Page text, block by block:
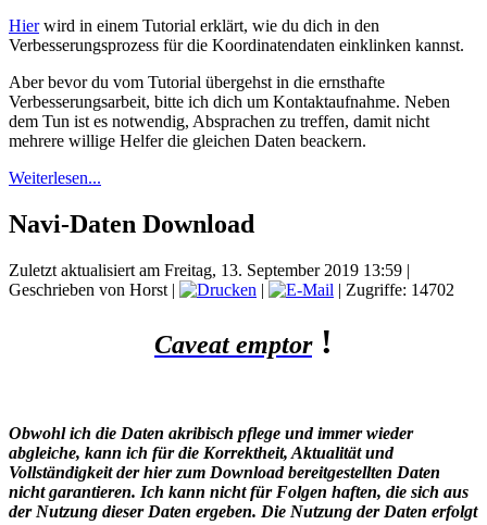
Hierwird in einem Tutorial erklärt, wie du dich in den
Verbesserungsprozess für die Koordinatendaten einklinken kannst.
Aber bevor du vom Tutorial übergehst in die ernsthafte
Verbesserungsarbeit, bitte ich dich um Kontaktaufnahme. Neben
dem Tun ist es notwendig, Absprachen zu treffen, damit nicht
mehrere willige Helfer die gleichen Daten beackern.
Weiterlesen...
Navi-Daten Download
Zuletzt aktualisiert am Freitag, 13. September 2019 13:59 |
Geschrieben von Horst | | | Zugriffe: 14702
Caveat emptor!
Obwohl ich die Daten akribisch pflege und immer wieder
abgleiche, kann ich für die Korrektheit, Aktualität und
Vollständigkeit der hier zum Download bereitgestellten Daten
nichtgarantieren. Ich kann nicht für Folgen haften, die sich aus
der Nutzung dieser Daten ergeben. Die Nutzung der Daten erfolgt